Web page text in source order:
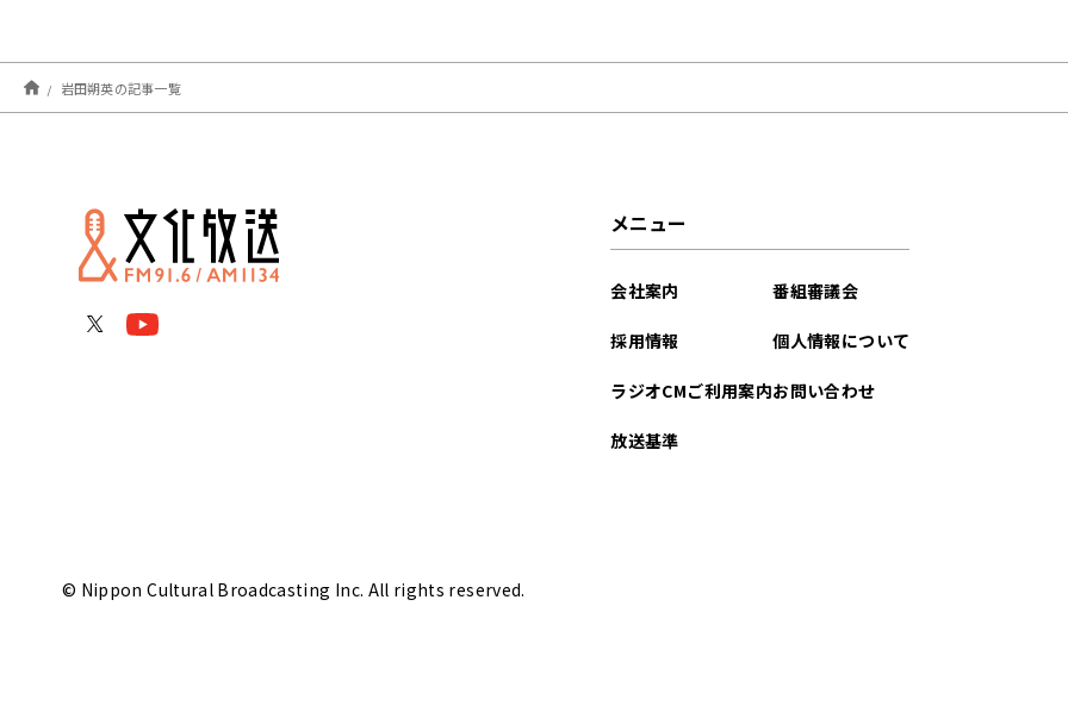
岩田朔英の記事一覧
メニュー
会社案内
採用情報
ラジオCMご利用案内
放送基準
番組審議会
個人情報について
お問い合わせ
© Nippon Cultural Broadcasting Inc. All rights reserved.